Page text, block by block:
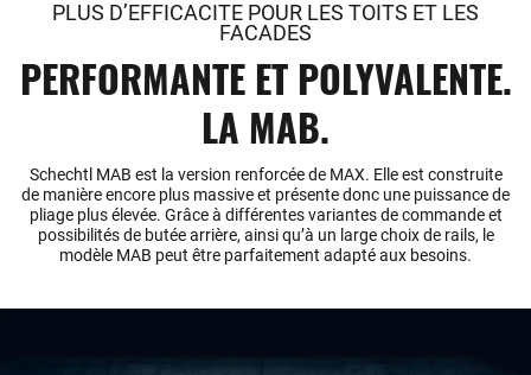
PLUS D’EFFICACITE POUR LES TOITS ET LES
FACADES
PERFORMANTE ET POLYVALENTE.
LA MAB.
Schechtl MAB est la version renforcée de MAX. Elle est construite
de manière encore plus massive et présente donc une puissance de
pliage plus élevée. Grâce à différentes variantes de commande et
possibilités de butée arrière, ainsi qu’à un large choix de rails, le
modèle MAB peut être parfaitement adapté aux besoins.